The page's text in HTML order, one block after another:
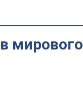
мирового